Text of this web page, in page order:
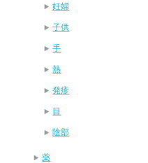
妊婦
子供
手
熱
発疹
目
陰部
薬